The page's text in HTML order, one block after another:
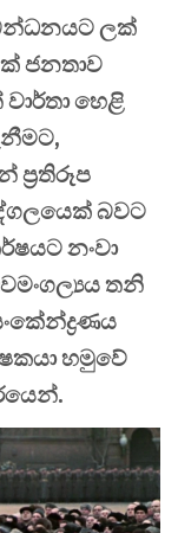
ලක්
ජනතාව
හෙළි
ප්‍රතිරූප
බවට
නංවා
තනි
හමුවේ